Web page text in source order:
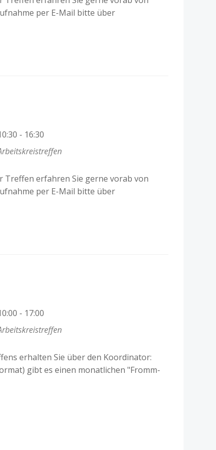
per E-Mail bitte über
- 16:30
Treffen erfahren Sie gerne vorab von
per E-Mail bitte über
- 17:00
erhalten Sie über den Koordinator:
gibt es einen monatlichen "Fromm-